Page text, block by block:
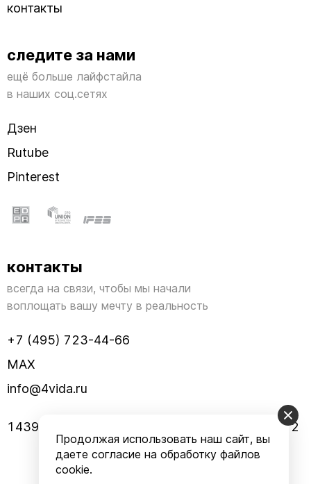
контакты
следите за нами
ещё больше лайфстайла
в наших соц.сетях
Дзен
Rutube
Pinterest
контакты
всегда на связи, чтобы мы начали
воплощать вашу мечту в реальность
+7 (495) 723-44-66
MAX
info@4vida.ru
143960, МО, г. Реутов, улица Заводская, дом 2
Продолжая использовать наш сайт, вы
даете согласие на обработку файлов
cookie.